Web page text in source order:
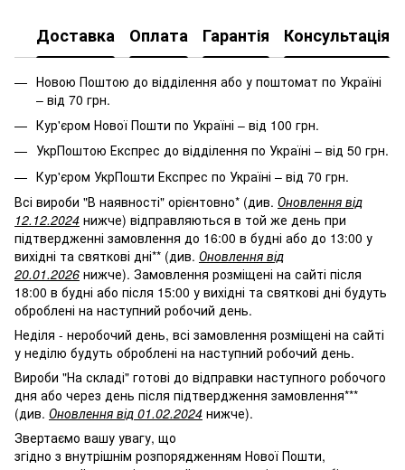
Доставка Оплата Гарантія Консультація
Новою Поштою до відділення або у поштомат по Україні
– від 70 грн.
Кур'єром Нової Пошти по Україні – від 100 грн.
УкрПоштою Експрес до відділення по Україні – від 50 грн.
Кур'єром УкрПошти Експрес по Україні – від 70 грн.
Всі вироби "В наявності" орієнтовно* (див. Оновлення від
12.12.2024 нижче) відправляються в той же день при
підтвердженні замовлення до 16:00 в будні або до 13:00 у
вихідні та святкові дні** (див. Оновлення від
20.01.2026 нижче). Замовлення розміщені на сайті після
18:00 в будні або після 15:00 у вихідні та святкові дні будуть
оброблені на наступний робочий день.
Неділя - неробочий день, всі замовлення розміщені на сайті
у неділю будуть оброблені на наступний робочий день.
Вироби "На складі" готові до відправки наступного робочого
дня або через день після підтвердження замовлення***
(див. Оновлення від 01.02.2024 нижче).
Звертаємо вашу увагу, що
згідно з внутрішнім розпорядженням Нової Пошти,